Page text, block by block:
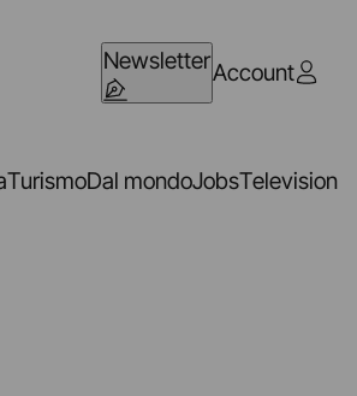
NewsletterAccount
TurismoDal mondoJobsTelevision